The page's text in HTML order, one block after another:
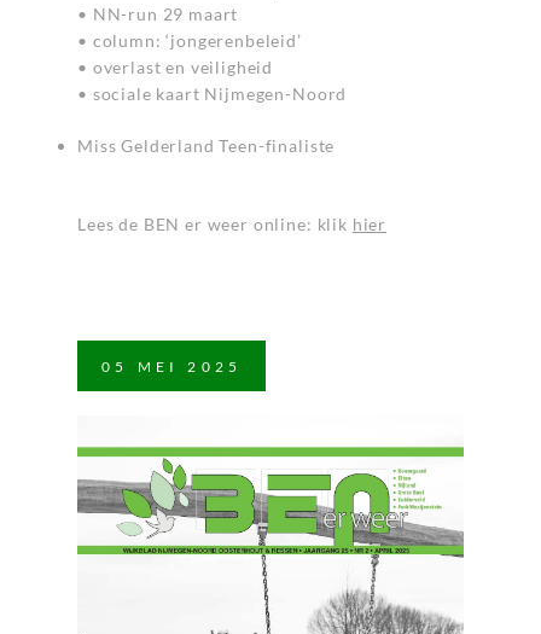
• NN-run 29 maart
• column: ‘jongerenbeleid’
• overlast en veiligheid
• sociale kaart Nijmegen-Noord
Miss Gelderland Teen-finaliste
Lees de BEN er weer online: klik hier
05 MEI 2025